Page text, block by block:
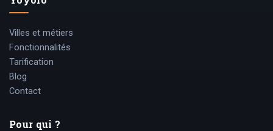
Villes et métiers
Fonctionnalités
Tarification
Blog
Contact
Pour qui ?